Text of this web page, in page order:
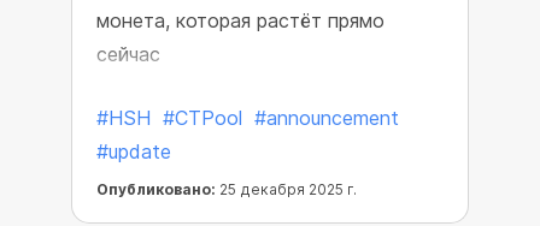
монета, которая растёт прямо
сейчас
#HSH #CTPool #announcement
#update
Опубликовано: 25 декабря 2025 г.